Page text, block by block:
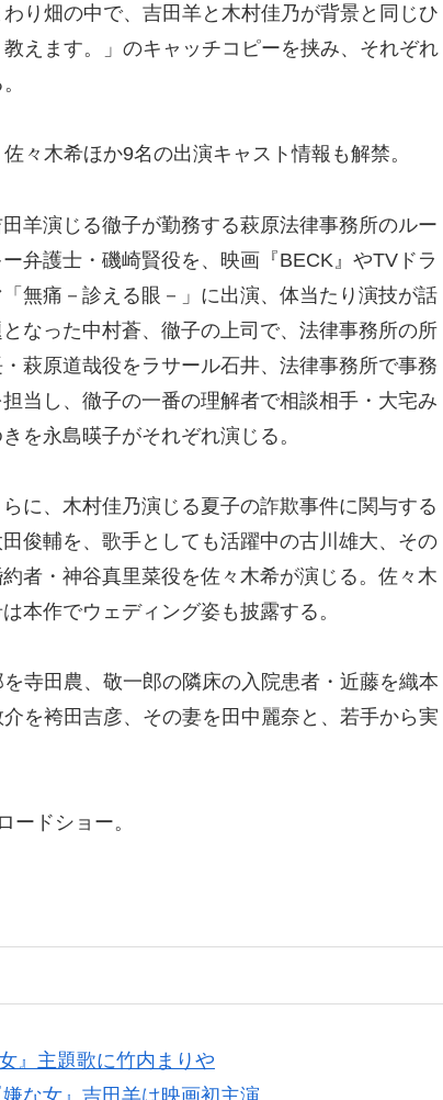
り畑の中で、吉田羊と木村佳乃が背景と同じひ
えます。」のキャッチコピーを挟み、それぞれ
々木希ほか9名の出演キャスト情報も解禁。
羊演じる徹子が勤務する萩原法律事務所のルー
ー弁護士・磯崎賢役を、映画『BECK』やTVドラ
「無痛－診える眼－」に出演、体当たり演技が話
となった中村蒼、徹子の上司で、法律事務所の所
萩原道哉役をラサール石井、法律事務所で事務
担当し、徹子の一番の理解者で相談相手・大宅み
を永島暎子がそれぞれ演じる。
らに、木村佳乃演じる夏子の詐欺事件に関与する
田俊輔を、歌手としても活躍中の古川雄大、その
者・神谷真里菜役を佐々木希が演じる。佐々木
本作でウェディング姿も披露する。
寺田農、敬一郎の隣床の入院患者・近藤を織本
を袴田吉彦、その妻を田中麗奈と、若手から実
ードショー。
』主題歌に竹内まりや